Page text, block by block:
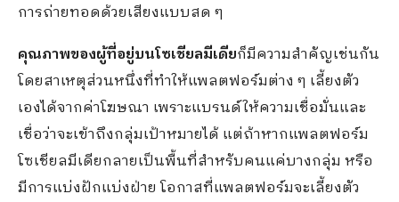
การถ่ายทอดด้วยเสียงแบบสด ๆ
คุณภาพของผู้ที่อยู่บนโซเชียลมีเดียก็มีความสำคัญเช่นกัน
โดยสาเหตุส่วนหนึ่งที่ทำให้แพลตฟอร์มต่าง ๆ เลี้ยงตัว
เองได้จากค่าโฆษณา เพราะแบรนด์ให้ความเชื่อมั่นและ
เชื่อว่าจะเข้าถึงกลุ่มเป้าหมายได้ แต่ถ้าหากแพลตฟอร์ม
โซเชียลมีเดียกลายเป็นพื้นที่สำหรับคนแค่บางกลุ่ม หรือ
มีการแบ่งฝักแบ่งฝ่าย โอกาสที่แพลตฟอร์มจะเลี้ยงตัว